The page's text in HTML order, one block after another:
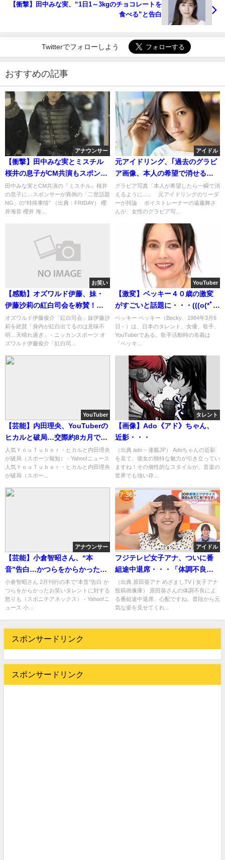
【衝撃】田中みな実、“1日1～3kgのチョコレートを
食べる”と告白
Twitterでフォローしよう
おすすめの記事
アナウンサー
【衝撃】田中みな実とミスチル
桜井の息子がCM共演もスポンサ
ーが異例のNG発表・・・
田中みな実とCM共演の『ミスチル』桜井
の息子に…スポンサーが異例の「二世話題
NG」の”特殊事情” （出典：FRIDAY） 櫻
井海音 櫻井 海...
アイドル
元アイドリング、｢過去のグラビ
ア画像、本人の希望で消せるよ
うにしたい。エロクソ親父に水
着画像を見られ嫌な経験｣
グラビア写真「本人が希望したら一瞬で消
えるように...」 元アイドリングのリーダ
ーが持論 ボイストレーナーの遠藤舞さ
んが、女性のグラビア写...
お笑い
【感動】オズワルド伊藤、妹・
伊藤沙莉の紅白司会を称賛！
「さすがに意味不明な誇らし
さ」
オズワルド伊藤俊介「紅白司会」妹伊藤沙
莉を絶賛「身内が紅白出てるのは意味不
明…天晴れ過ぎ」 - ニッカンスポーツ オ
ズワルド伊藤俊介「紅白司...
YouTuber
【激変】ベッキー４０歳の激変
がすごいと話題に・・・(((o(*ﾟ
▽ﾟ*)o)))♡
ベッキー ベッキー（Becky、1984年3月6
日 - ）は、日本のタレント、女優、歌手、
YouTuberである。歌手活動時の名義は
「ベッキ...
YouTuber
【芸能】内田理央、YouTuberの
ヒカルと破局…交際約8カ月で〇
〇が浮き彫りに
人気ＹｏｕＴｕｂｅｒ・ヒカルと内田理央
が破局（スポーツ報知） - Yahoo!ニュース
人気ＹｏｕＴｕｂｅｒ・ヒカルと内田理央
が破局（スポー...
タレント
【画像】Ado《アド》ちゃん、
近影・・・
（出典 ado – 連載JP） Adoちゃんの近影
を見て、彼女の独特な魅力が引き立ってい
ますね！その個性的なスタイルが、音楽の
世界でも強い存...
アナウンサー
【芸能】小倉智昭さん、“本
音”告白…かつらをからかったお
笑いタレントに対する怒り
小倉智昭さん 2月刊行の本で“本音”告白 か
つらをからかったお笑いタレントに対する
怒りも（スポニチアネックス） - Yahoo!ニ
ュース 小...
アイドル
フジテレビ女子アナ、ついに番
組途中退席・・・「体調不良
で」と説明も大丈夫か？？
（出典 原田葵アナ めざましTV | 女子アナ
投稿画像庫） 原田葵さんの体調不良によ
る番組途中退席、心配ですね。普段から元
気な姿を見せてくれ...
スポンサードリンク
スポンサードリンク